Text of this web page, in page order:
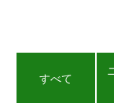
すべて